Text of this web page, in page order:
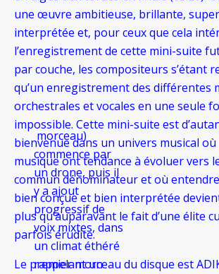
une œuvre ambitieuse, brillante,
interprétée et, pour ceux que cela
l’enregistrement de cette mini-suite
par couche, les compositeurs s’étant
qu’un enregistrement des différentes
orchestrales et vocales en une seule
impossible. Cette mini-suite est
bienvenue dans un univers musical
musique ont tendance à évoluer vers
commun dénominateur et où
bien conçue et bien interprétée
plus qu’auparavant le fait d’une élite
parfois érudite.
Le premiermorceau du disque est
morceau)
commence par
un drone, puis il
y a ajout
progressif de
voix mixtes, dans
un climat éthéré
rappelant un